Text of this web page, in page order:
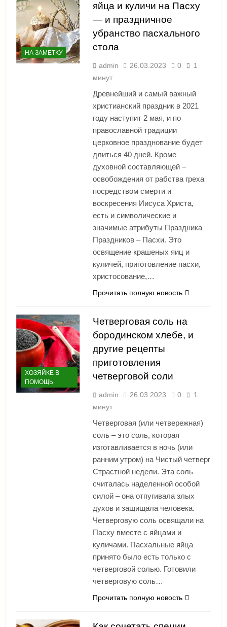
НА ЗАМЕТКУ
яйца и куличи на Пасху
— и праздничное
убранство пасхального
стола
admin 26.03.2023 0
1
минут
Древнейший и самый важный
христианский праздник в 2021
году наступит 2 мая, и по
православной традиции
церковное празднование будет
длиться 40 дней. Кроме
духовной составляющей –
освобождения от рабства греха
посредством смерти и
воскресения Иисуса Христа,
есть и символические и
значимые атрибуты Праздника
Праздников – Пасхи. Это
освящение крашеных яиц и
куличей, приготовление пасхи,
христосование,…
Прочитать полную новость
ХОЗЯЙКЕ В
ПОМОЩЬ
Четверговая соль на
бородинском хлебе, и
другие рецепты
приготовления
четверговой соли
admin 26.03.2023 0
1
минут
Четверговая (или четвережная)
соль – это соль, которая
изготавливается в ночь (или
ранним утром) на Чистый четверг
Страстной недели. Эта соль
считалась наделенной особой
силой – она отпугивала злых
духов и защищала человека.
Четверговую соль освящали на
Пасху вместе с яйцами и
куличами. Пасхальные яйца
принято было есть только с
четверговой солью. Готовили
четверговую соль…
Прочитать полную новость